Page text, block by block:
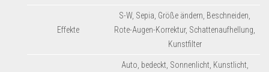
Effekte
S-W, Sepia, Größe ändern, Beschneiden,
Rote-Augen-Korrektur, Schattenaufhellung,
Kunstfilter
Auto, bedeckt, Sonnenlicht, Kunstlicht,